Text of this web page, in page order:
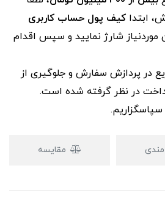
ابتدا کیف پول حساب کاربری
موردنیاز شارژ نمایید و سپس اقدام
در پردازش سفارش و جلوگیری از
در نظر گرفته شده است.
مقایسه